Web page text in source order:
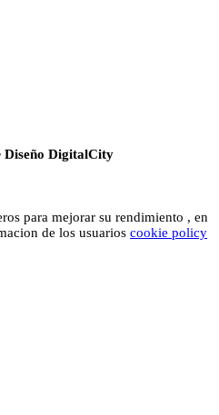
Diseño DigitalCity
para mejorar su rendimiento , en
de los usuarios cookie policy